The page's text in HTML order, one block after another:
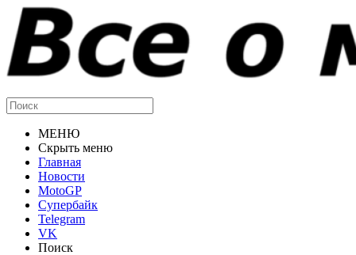
МЕНЮ
Скрыть меню
Главная
Новости
MotoGP
Супербайк
Telegram
VK
Поиск